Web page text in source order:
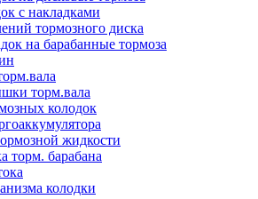
с накладками
тормозного диска
на барабанные тормоза
торм.вала
колодок
жидкости
торм. барабана
колодки